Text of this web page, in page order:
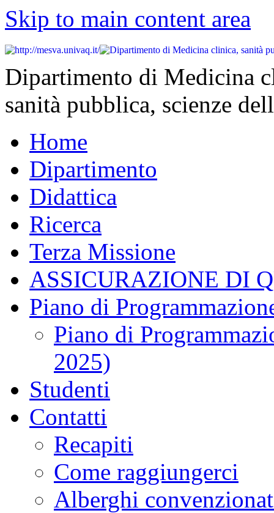
Skip to main content area
Dipartimento di Medicina
sanità pubblica, scienze
Home
Dipartimento
Didattica
Ricerca
Terza Missione
ASSICURAZIONE DI
Piano di
Piano di
2025)
Studenti
Contatti
Recapiti
Come raggiungerci
Alberghi